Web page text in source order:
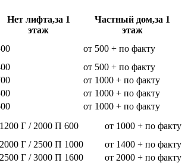
Нет лифта,за 1
этаж
Частный дом,за 1
этаж
от 500 + по факту
от 500 + по факту
от 1000 + по факту
от 1000 + по факту
от 1000 + по факту
1200 Г / 2000 П 600
от 1000 + по факту
2000 Г / 2500 П 1000
от 1400 + по факту
2500 Г / 3000 П 1600
от 2000 + по факту